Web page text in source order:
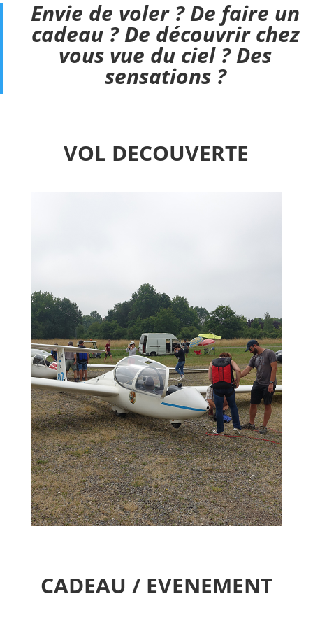
Envie de voler ? De faire un
cadeau ? De découvrir chez
vous vue du ciel ? Des
sensations ?
VOL DECOUVERTE
CADEAU / EVENEMENT